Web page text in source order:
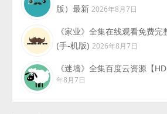
版）最新 2026年8月7日
《家业》全集在线观看免费
(手-机版) 2026年8月7日
《迷墙》全集百度云资源【
年8月7日